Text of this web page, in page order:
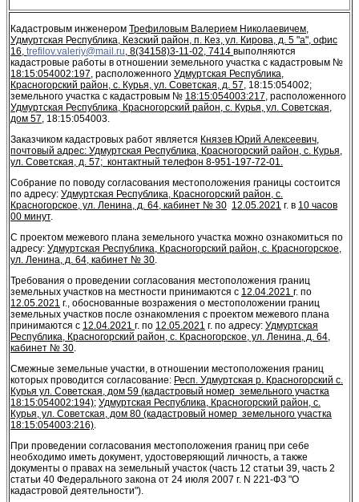
Кадастровым инженером Трефиловым Валерием Николаевичем,
Удмуртская Республика, Кезский район, п. Кез, ул. Кирова, д. 5 "а", офис
16, trefilov.valeriy@mail.ru, 8(34158)3-11-02, 7414 выполняются
кадастровые работы в отношении земельного участка с кадастровым №
18:15:054002:197, расположенного Удмуртская Республика,
Красногорский район, с. Курья, ул. Советская, д. 57, 18:15:054002;
земельного участка с кадастровым № 18:15:054003:217, расположенного
Удмуртская Республика, Красногорский район, с. Курья, ул. Советская,
дом 57, 18:15:054003.
Заказчиком кадастровых работ является Князев Юрий Алексеевич,
почтовый адрес: Удмуртская Республика, Красногорский район, с. Курья,
ул. Советская, д. 57; контактный телефон 8-951-197-72-01.
Собрание по поводу согласования местоположения границы состоится
по адресу: Удмуртская Республика, Красногорский район, с.
Красногорское, ул. Ленина, д. 64, кабинет № 30 12.05.2021 г. в 10 часов
00 минут.
С проектом межевого плана земельного участка можно ознакомиться по
адресу: Удмуртская Республика, Красногорский район, с. Красногорское,
ул. Ленина, д. 64, кабинет № 30.
Требования о проведении согласования местоположения границ
земельных участков на местности принимаются с 12.04.2021 г. по
12.05.2021 г., обоснованные возражения о местоположении границ
земельных участков после ознакомления с проектом межевого плана
принимаются с 12.04.2021 г. по 12.05.2021 г. по адресу: Удмуртская
Республика, Красногорский район, с. Красногорское, ул. Ленина, д. 64,
кабинет № 30.
Смежные земельные участки, в отношении местоположения границ
которых проводится согласование: Респ. Удмуртская р. Красногорский с.
Курья ул. Советская, дом 59 (кадастровый номер земельного участка
18:15:054002:194); Удмуртская Республика, Красногорский район, с.
Курья, ул. Советская, дом 80 (кадастровый номер земельного участка
18:15:054003:216).
При проведении согласования местоположения границ при себе
необходимо иметь документ, удостоверяющий личность, а также
документы о правах на земельный участок (часть 12 статьи 39, часть 2
статьи 40 Федерального закона от 24 июля 2007 г. N 221-ФЗ "О
кадастровой деятельности").